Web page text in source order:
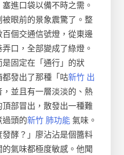
進口袋以備不時之需。
眼前的景象震驚了。整
個交通信號燈，從東邊
口，全部變成了綠燈。
固定在「通行」的狀
發出了那種「咕新竹 出
並且有一層淡淡的、熱
部冒出，散發出一種難
頭的新竹 肺功能 氣味。
發酵？」廖沾沾是個醬料
氣味都極度敏感。他聞